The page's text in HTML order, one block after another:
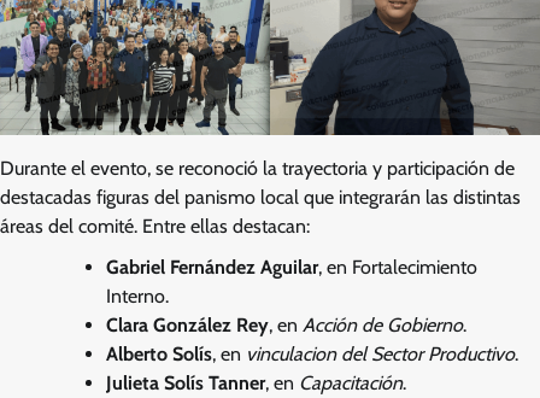
Durante el evento, se reconoció la trayectoria y participación de
destacadas figuras del panismo local que integrarán las distintas
áreas del comité. Entre ellas destacan:
Gabriel Fernández Aguilar, en Fortalecimiento
Interno.
Clara González Rey, en Acción de Gobierno.
Alberto Solís, en vinculacion del Sector Productivo.
Julieta Solís Tanner, en Capacitación.